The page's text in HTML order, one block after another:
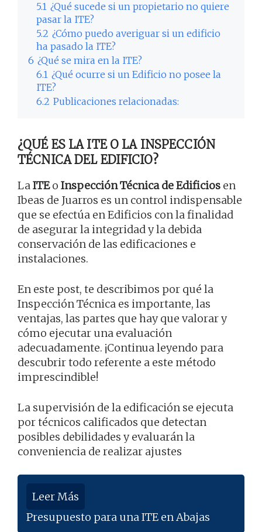
5.1 ¿Qué sucede si un propietario no quiere
pasar la ITE?
5.2 ¿Cómo puedo averiguar si un edificio
ha pasado la ITE?
6 ¿Qué se mira en la ITE?
6.1 ¿Qué ocurre si un Edificio no posee la
ITE?
6.2 Publicaciones relacionadas:
¿QUÉ ES LA ITE O LA INSPECCIÓN
TÉCNICA DEL EDIFICIO?
LaITEo Inspección Técnica de Edificios en
Ibeas de Juarros es un control indispensable
que se efectúa en Edificios con la finalidad
de asegurar la integridad y la debida
conservación de las edificaciones e
instalaciones.
En este post, te describimos por qué la
Inspección Técnica es importante, las
ventajas, las partes que hay que valorar y
cómo ejecutar una evaluación
adecuadamente. ¡Continua leyendo para
descubrir todo referente a este método
imprescindible!
La supervisión de la edificación se ejecuta
por técnicos calificados que detectan
posibles debilidades y evaluarán la
conveniencia de realizar ajustes
Leer Más
Presupuesto para una ITE en Abajas